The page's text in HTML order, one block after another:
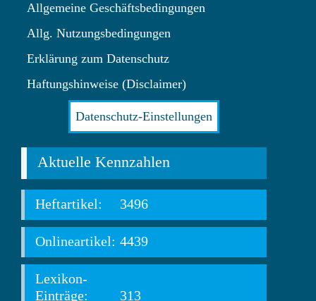
Allgemeine Geschäftsbedingungen
Allg. Nutzungsbedingungen
Erklärung zum Datenschutz
Haftungshinweise (Disclaimer)
Datenschutz-Einstellungen
Aktuelle Kennzahlen
Heftartikel: 3496
Onlineartikel: 4439
Lexikon-
Einträge:
313